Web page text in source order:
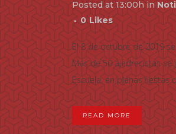
Posted at 13:00hin
0 Likes
El 8 de octubre de 2019
Más de 50 ajedrecistas
Escuela, en plenas fiestas
READ MORE